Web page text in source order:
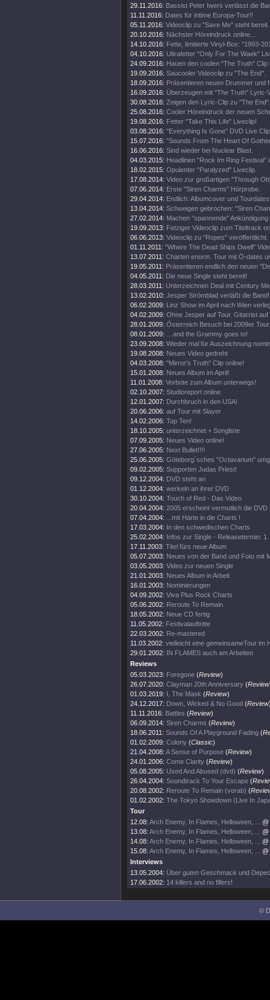
29.11.2016: Bassist Peter Iwers verlässt die
11.11.2016: Dates für intime Europa-Tour!!
05.11.2016: Videoclip zu "Save Me" steht bereit.
20.10.2016: Nächster Höreindruck online...
14.10.2016: Fette, limitierte Vinyl-Box: "1993-
04.10.2016: Ultrafetter "Only For The Waek"
24.09.2016: Hauen den coolen "The Truth" Clip
19.09.2016: Saucooler Videoclip zu "The End".
18.09.2016: Präsentieren neuen Drummer und
16.09.2016: Überzeugen mit "The Truth" Lyric-
30.08.2016: Zeigen den Lyric-Clip zu "The End".
25.08.2016: Cooler Höreindruck der neuen
19.08.2016: Fetter "Take This Life" Liveclip!
03.08.2016: "Everything Is Gone" DVD Live
15.07.2016: "Sounds From The Heart Of
16.06.2016: Sind wieder bei Nuclear Blast.
04.03.2015: Headlinen "Rock Im Ring Festival"
18.02.2015: Opulenter "Paralyzed" Liveclip.
17.08.2014: Video zur großartigen "Through
07.06.2014: Erste "Siren Charms" Hörprobe.
29.04.2014: Endlich: Albumcover und
13.04.2014: Schweigen gebrochen: "Siren
27.02.2014: Machen "spannende"
19.09.2013: Fetziger Videoclip zum Titeltrack
06.06.2013: Videoclip zu "Ropes" veröffentlicht.
01.11.2011: "Where The Dead Ships Dwell"
13.07.2011: Charten enorm. Tour mit Ö-dates
19.05.2011: Präsentieren endlich den neuen
04.05.2011: Die neue Single steht bereit!
28.03.2011: Unterzeichnen Deal mit Century
13.02.2010: Jesper Strömblad verläßt die Band!
06.02.2009: Linz Show im April nach Wien
04.02.2009: Ohne Jesper auf Tour. Gitarrist auf
28.01.2009: Österreich Besuch bei 2009er Tour.
08.01.2009:
…and the Grammy goes to!
23.09.2008: Wieder mal für Auszeichnung
19.08.2008: Neues Video gedreht
04.03.2008: "Mirror's Truth" Clip online!
15.01.2008: Neues Album im April!
11.01.2008: Vorbote zum Album unterwegs!
02.10.2007: Studioreport online
12.01.2007: Durchbruch in den USA!
20.06.2006: auf Tour mit Slayer
14.02.2006: Top Ten!
18.10.2005: unterzeichnet + Songliste
07.09.2005: Neues Video online!
27.06.2005: Next Bullet!!!!
25.06.2005: Göteborg´sches "Octavarium"
09.02.2005: Supporten Judas Priest!
09.12.2004: DVD steht an
01.12.2004: werkeln an ihrer DVD
30.10.2004: Touch of Red - Das Video
20.04.2004: 2005 erscheint vermutlich die DVD
07.04.2004:
...mit Härte in die Charts !
17.03.2004: In den schwedischen Charts
25.02.2004: Infos zur Single - Releasetermin:
17.11.2003: Titel fürs neue Album
05.07.2003: Neues von der Band und Foto mit
03.05.2003: Video zur neuen Single
21.01.2003: Neues Album in Arbeit
16.01.2003: Nominierungen
04.09.2002: Viva Plus Rock Charts
05.06.2002: Reroute To Remain
18.05.2002: Neue CD fertig
11.05.2002: Festivalauftritte
22.03.2002: Re-mastered
11.03.2002: vielleicht eine gemeinsameTour im
29.01.2002: IN FLAMES auch am Arbeiten
Reviews
05.03.2023: Foregone (Review)
26.07.2020: Clayman 20th Anniversary (Review
01.03.2019: I, The Mask (Review)
24.12.2017: Down, Wicked & No Good (Review
11.11.2016: Battles (Review)
06.09.2014: Siren Charms (Review)
18.06.2011: Sounds Of A Playground Fading (
01.02.2009: Colony (Classic)
21.04.2008: A Sense of Purpose (Review)
24.01.2006: Come Clarity (Review)
05.08.2005: Used And Abused (dvd) (Review)
26.04.2004: Soundtrack To Your Escape (
20.08.2002: Reroute To Remain (vorab) (
01.02.2002: The Tokyo Showdown (Live In
Tour
12.08: Arch Enemy, In Flames, Helloween, ...
13.08: Arch Enemy, In Flames, Helloween, ...
14.08: Arch Enemy, In Flames, Helloween, ...
15.08: Arch Enemy, In Flames, Helloween, ...
Interviews
13.05.2004: Über guten Geschmack und
17.06.2002: 14 killers and no fillers!
©